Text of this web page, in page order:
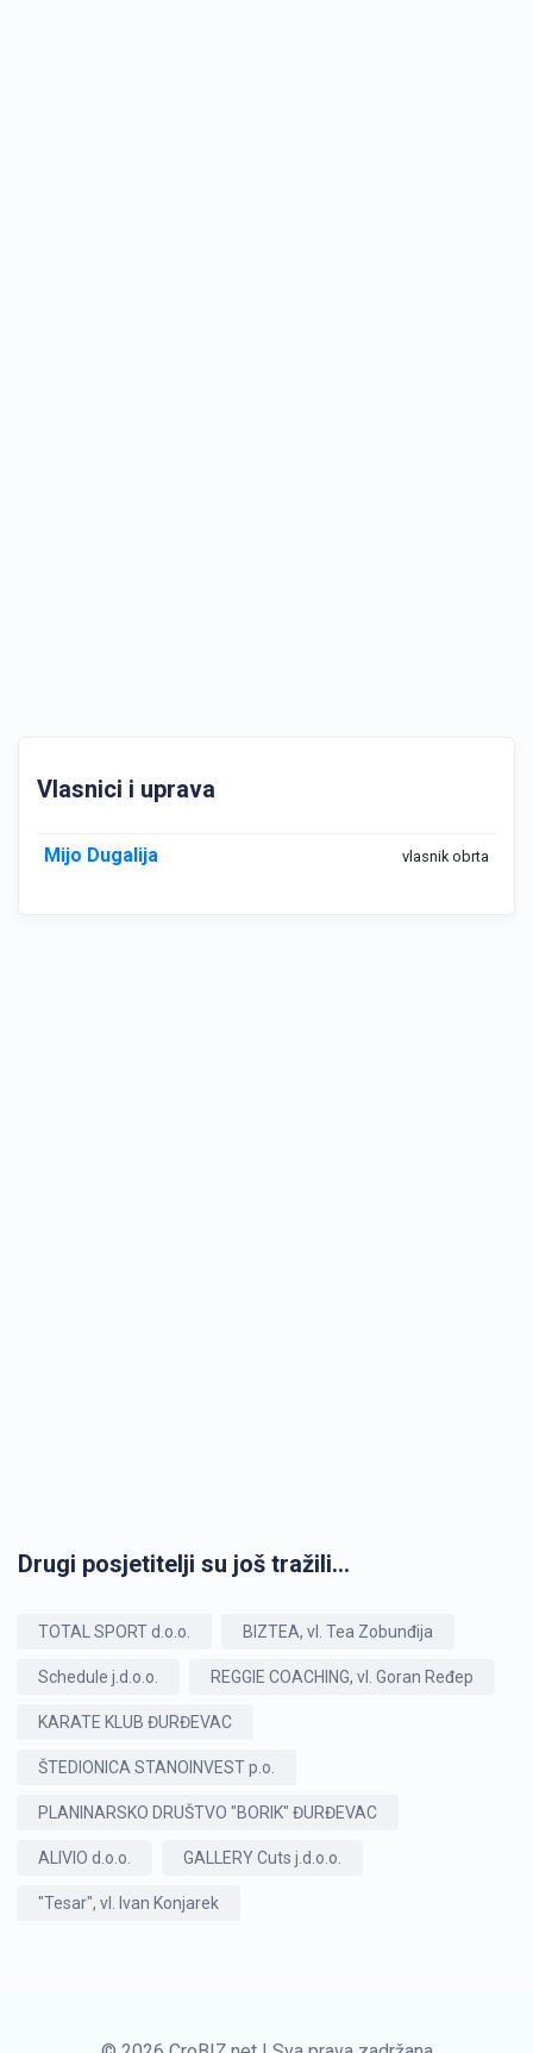
Vlasnici i uprava
Mijo Dugalija vlasnik obrta
Drugi posjetitelji su još tražili...
TOTAL SPORT d.o.o. BIZTEA, vl. Tea Zobunđija
Schedule j.d.o.o. REGGIE COACHING, vl. Goran Ređep
KARATE KLUB ĐURĐEVAC
ŠTEDIONICA STANOINVEST p.o.
PLANINARSKO DRUŠTVO "BORIK" ĐURĐEVAC
ALIVIO d.o.o. GALLERY Cuts j.d.o.o.
"Tesar", vl. Ivan Konjarek